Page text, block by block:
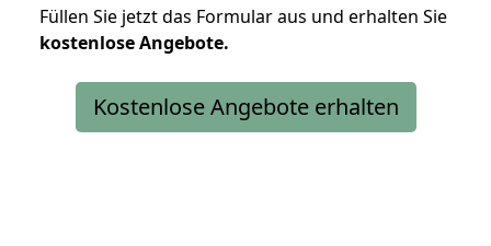
Füllen Sie jetzt das Formular aus und erhalten Sie
kostenloseAngebote.
Kostenlose Angebote erhalten